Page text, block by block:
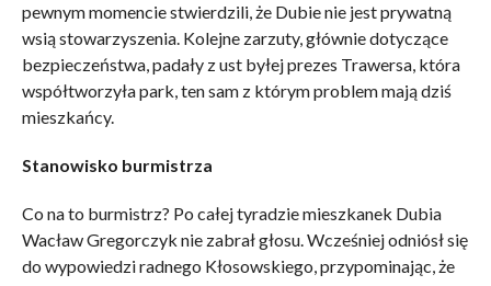
pewnym momencie stwierdzili, że Dubie nie jest prywatną
wsią stowarzyszenia. Kolejne zarzuty, głównie dotyczące
bezpieczeństwa, padały z ust byłej prezes Trawersa, która
współtworzyła park, ten sam z którym problem mają dziś
mieszkańcy.
Stanowisko burmistrza
Co na to burmistrz? Po całej tyradzie mieszkanek Dubia
Wacław Gregorczyk nie zabrał głosu. Wcześniej odniósł się
do wypowiedzi radnego Kłosowskiego, przypominając, że